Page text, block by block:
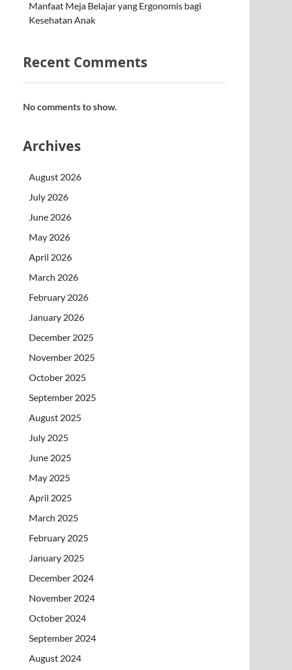
Manfaat Meja Belajar yang Ergonomis bagi
Kesehatan Anak
Recent Comments
No comments to show.
Archives
August 2026
July 2026
June 2026
May 2026
April 2026
March 2026
February 2026
January 2026
December 2025
November 2025
October 2025
September 2025
August 2025
July 2025
June 2025
May 2025
April 2025
March 2025
February 2025
January 2025
December 2024
November 2024
October 2024
September 2024
August 2024